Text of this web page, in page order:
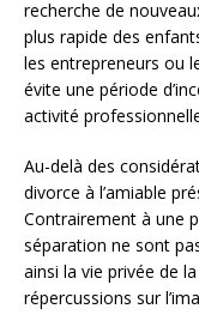
recherche de
plus rapide des
les entrepreneurs ou
évite une période
activité
Au-delà des
divorce à l’amiable
Contrairement à une
séparation ne sont
ainsi la vie privée de
répercussions sur